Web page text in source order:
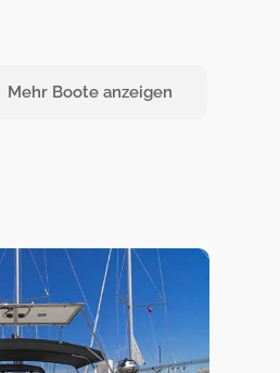
Mehr Boote anzeigen